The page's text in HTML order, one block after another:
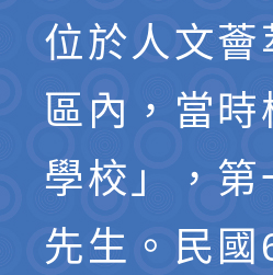
位於人文
區內，當
學校」，
先生。民